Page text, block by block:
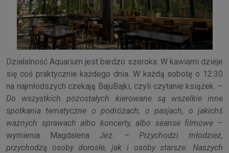
Działalność Aquarium jest bardzo szeroka. W kawiarni dzieje
się coś praktycznie każdego dnia. W każdą sobotę o 12:30
na najmłodszych czekają BajuBajki, czyli czytanie książek. –
Do wszystkich pozostałych kierowane są wszelkie inne
spotkania tematyczne o podróżach, o pasjach, o jakichś
ważnych sprawach albo koncerty, albo seanse filmowe –
wymienia Magdalena Jeż. –Przychodzi młodzież,
przychodzą osoby dorosłe, jak i osoby starsze. Naszych